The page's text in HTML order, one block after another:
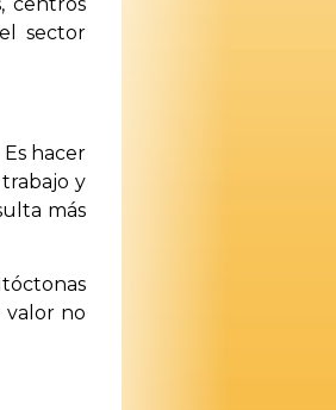
sector
hacer
y
más
valor no